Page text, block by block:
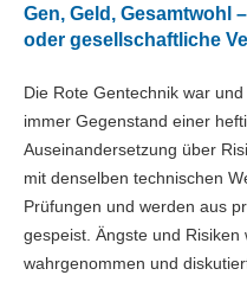
Gen, Geld, Gesamtwohl
oder gesellschaftliche
Die Rote Gentechnik war
immer Gegenstand einer
Auseinandersetzung über
mit denselben technischen
Prüfungen und werden aus
gespeist. Ängste und
wahrgenommen und